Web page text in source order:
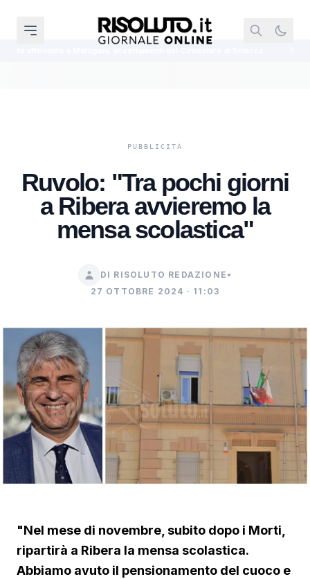
Ruvolo: "Tra pochi giorni
a Ribera avvieremo la
mensa scolastica"
DI RISOLUTO REDAZIONE •
27 OTTOBRE 2024 · 11:03
"Nel mese di novembre, subito dopo i Morti,
ripartirà a Ribera la mensa scolastica.
Abbiamo avuto il pensionamento del cuoco e